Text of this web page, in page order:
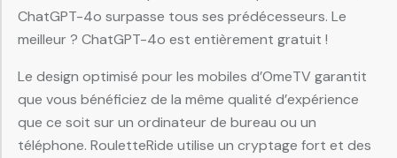
ChatGPT-4o surpasse tous ses prédécesseurs. Le
meilleur ? ChatGPT-4o est entièrement gratuit !
Le design optimisé pour les mobiles d’OmeTV garantit
que vous bénéficiez de la même qualité d’expérience
que ce soit sur un ordinateur de bureau ou un
téléphone. RouletteRide utilise un cryptage fort et des